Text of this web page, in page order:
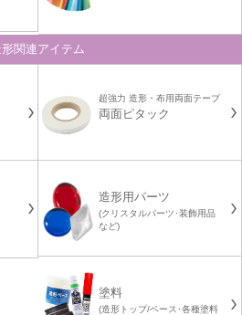
関連アイテム
超強力 造形・布用両面テープ
両面ピタック
造形用パーツ
(クリスタルパーツ･装飾用品
など)
塗料
(造形トップ/ベース･各種塗料